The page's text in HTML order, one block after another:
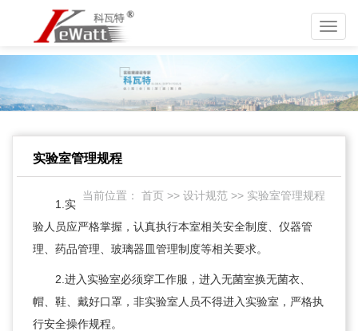
实验室管理规程
当前位置： 首页 >> 设计规范 >> 实验室管理规程
1.实
验人员应严格掌握，认真执行本室相关安全制度、仪器管
理、药品管理、玻璃器皿管理制度等相关要求。
2.进入实验室必须穿工作服，进入无菌室换无菌衣、
帽、鞋、戴好口罩，非实验室人员不得进入实验室，严格执
行安全操作规程。